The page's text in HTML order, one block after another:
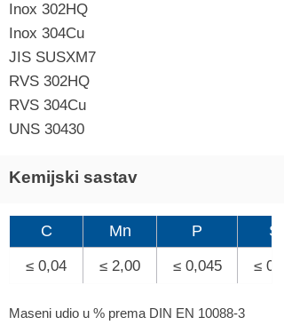
Inox 302HQ
Inox 304Cu
JIS SUSXM7
RVS 302HQ
RVS 304Cu
UNS 30430
Kemijski sastav
C Mn P S
≤ 0,04 ≤ 2,00 ≤ 0,045 ≤
Maseni udio u % prema DIN EN 10088-3